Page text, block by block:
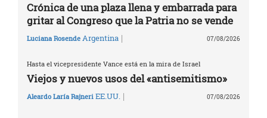
Crónica de una plaza llena y embarrada para
gritar al Congreso que la Patria no se vende
Luciana Rosende Argentina | 07/08/2026
Hasta el vicepresidente Vance está en la mira de Israel
Viejos y nuevos usos del «antisemitismo»
Aleardo Laría Rajneri EE.UU. | 07/08/2026